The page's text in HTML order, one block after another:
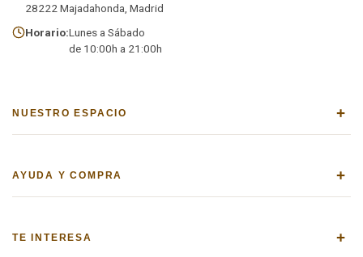
28222 Majadahonda, Madrid
Horario:Lunes a Sábado
de 10:00h a 21:00h
NUESTRO ESPACIO +
AYUDA Y COMPRA +
TE INTERESA +